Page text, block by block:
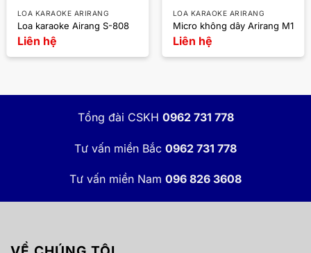
LOA KARAOKE ARIRANG
Loa karaoke Airang S-808
Liên hệ
LOA KARAOKE ARIRANG
Micro không dây Arirang M1
Liên hệ
Tổng đài CSKH 0962 731 778
Tư vấn miền Bắc 0962 731 778
Tư vấn miền Nam 096 826 3608